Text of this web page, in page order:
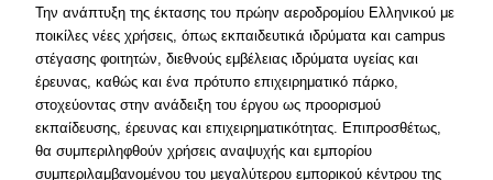
Την ανάπτυξη της έκτασης του πρώην αεροδρομίου Ελληνικού με
ποικίλες νέες χρήσεις, όπως εκπαιδευτικά ιδρύματα και campus
στέγασης φοιτητών, διεθνούς εμβέλειας ιδρύματα υγείας και
έρευνας, καθώς και ένα πρότυπο επιχειρηματικό πάρκο,
στοχεύοντας στην ανάδειξη του έργου ως προορισμού
εκπαίδευσης, έρευνας και επιχειρηματικότητας. Επιπροσθέτως,
θα συμπεριληφθούν χρήσεις αναψυχής και εμπορίου
συμπεριλαμβανομένου του μεγαλύτερου εμπορικού κέντρου της